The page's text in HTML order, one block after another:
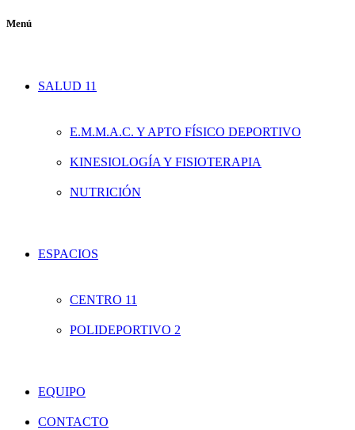
Menú
SALUD 11
E.M.M.A.C. Y APTO FÍSICO DEPORTIVO
KINESIOLOGÍA Y FISIOTERAPIA
NUTRICIÓN
ESPACIOS
CENTRO 11
POLIDEPORTIVO 2
EQUIPO
CONTACTO